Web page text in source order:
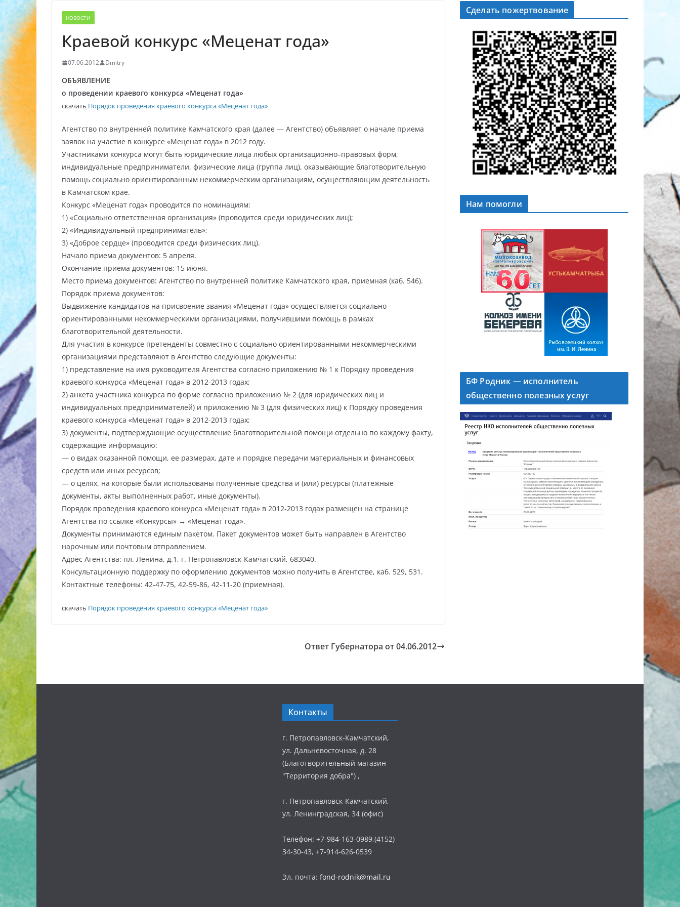
НОВОСТИ
Краевой конкурс «Меценат года»
07.06.2012 Dmitry
ОБЪЯВЛЕНИЕ
о проведении краевого конкурса «Меценат года»
скачать Порядок проведения краевого конкурса «Меценат года»
Агентство по внутренней политике Камчатского края (далее — Агентство) объявляет о начале приема
заявок на участие в конкурсе «Меценат года» в 2012 году.
Участниками конкурса могут быть юридические лица любых организационно–правовых форм,
индивидуальные предприниматели, физические лица (группа лиц), оказывающие благотворительную
помощь социально ориентированным некоммерческим организациям, осуществляющим деятельность
в Камчатском крае.
Конкурс «Меценат года» проводится по номинациям:
1) «Социально ответственная организация» (проводится среди юридических лиц);
2) «Индивидуальный предприниматель»;
3) «Доброе сердце» (проводится среди физических лиц).
Начало приема документов: 5 апреля.
Окончание приема документов: 15 июня.
Место приема документов: Агентство по внутренней политике Камчатского края, приемная (каб. 546).
Порядок приема документов:
Выдвижение кандидатов на присвоение звания «Меценат года» осуществляется социально
ориентированными некоммерческими организациями, получившими помощь в рамках
благотворительной деятельности.
Для участия в конкурсе претенденты совместно с социально ориентированными некоммерческими
организациями представляют в Агентство следующие документы:
1) представление на имя руководителя Агентства согласно приложению № 1 к Порядку проведения
краевого конкурса «Меценат года» в 2012-2013 годах;
2) анкета участника конкурса по форме согласно приложению № 2 (для юридических лиц и
индивидуальных предпринимателей) и приложению № 3 (для физических лиц) к Порядку проведения
краевого конкурса «Меценат года» в 2012-2013 годах;
3) документы, подтверждающие осуществление благотворительной помощи отдельно по каждому факту,
содержащие информацию:
— о видах оказанной помощи, ее размерах, дате и порядке передачи материальных и финансовых
средств или иных ресурсов;
— о целях, на которые были использованы полученные средства и (или) ресурсы (платежные
документы, акты выполненных работ, иные документы).
Порядок проведения краевого конкурса «Меценат года» в 2012-2013 годах размещен на странице
Агентства по ссылке «Конкурсы» → «Меценат года».
Документы принимаются единым пакетом. Пакет документов может быть направлен в Агентство
нарочным или почтовым отправлением.
Адрес Агентства: пл. Ленина, д.1, г. Петропавловск-Камчатский, 683040.
Консультационную поддержку по оформлению документов можно получить в Агентстве, каб. 529, 531.
Контактные телефоны: 42-47-75, 42-59-86, 42-11-20 (приемная).
скачать Порядок проведения краевого конкурса «Меценат года»
Ответ Губернатора от 04.06.2012
Сделать пожертвование
Нам помогли
БФ Родник — исполнитель
общественно полезных услуг
Контакты
г. Петропавловск-Камчатский,
ул. Дальневосточная, д. 28
(Благотворительный магазин
"Территория добра") ,
г. Петропавловск-Камчатский,
ул. Ленинградская, 34 (офис)
Телефон: +7-984-163-0989,(4152)
34-30-43, +7-914-626-0539
Эл. почта: fond-rodnik@mail.ru